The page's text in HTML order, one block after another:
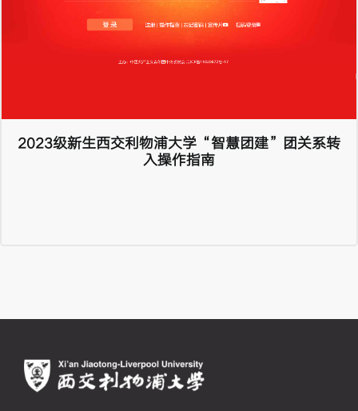
2023级新生西交利物浦大学“智慧团建”团关系转
入操作指南